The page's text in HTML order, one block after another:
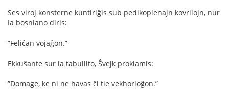
Ses viroj konsterne kuntiriĝis sub pedikoplenajn kovrilojn, nur
Ia bosniano diris:
”Feliĉan vojaĝon.”
Ekkuŝante sur la tabullito, Ŝvejk proklamis:
”Domage, ke ni ne havas ĉi tie vekhorloĝon.”